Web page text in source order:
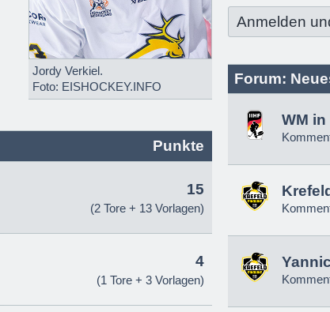
Jordy Verkiel.
Foto: EISHOCKEY.INFO
Punkte
15
(2 Tore + 13 Vorlagen)
4
(1 Tore + 3 Vorlagen)
Anmelden
Forum:
WM